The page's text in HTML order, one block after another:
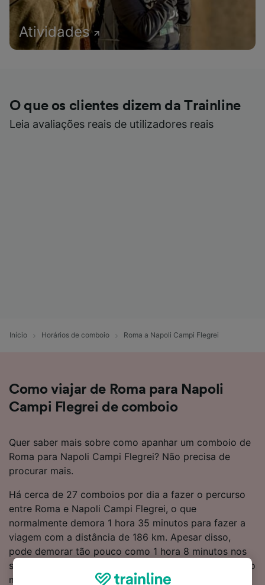
Atividades
O que os clientes dizem da Trainline
Leia avaliações reais de utilizadores reais
Início Horários de comboio Roma a Napoli Campi Flegrei
Como viajar de Roma para Napoli
Campi Flegrei de comboio
Quer saber mais sobre como apanhar um comboio de
Roma para Napoli Campi Flegrei? Não precisa de
procurar mais.
Há cerca de 27 comboios por dia a fazer o percurso
entre Roma e Napoli Campi Flegrei, o que
normalmente demora 1 hora 35 minutos para fazer a
viagem com a distância de 186 km. Apesar disso,
pode demorar tão pouco como 1 hora 8 minutos nos
serviços mais rápidos, caso o objetivo seja lá chegar o
mais rápido possível. Os comboios diretos estão